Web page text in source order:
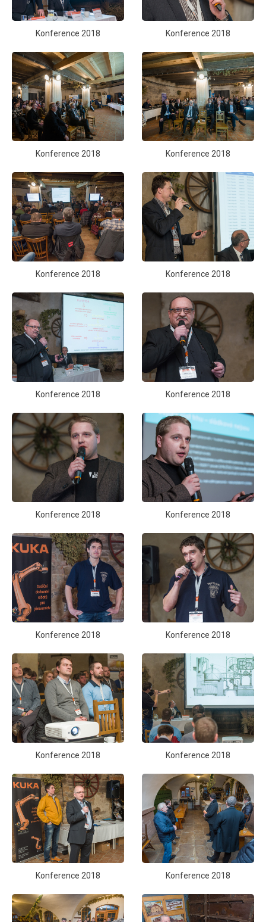
Konference 2018 Konference 2018
Konference 2018 Konference 2018
Konference 2018 Konference 2018
Konference 2018 Konference 2018
Konference 2018 Konference 2018
Konference 2018 Konference 2018
Konference 2018 Konference 2018
Konference 2018 Konference 2018